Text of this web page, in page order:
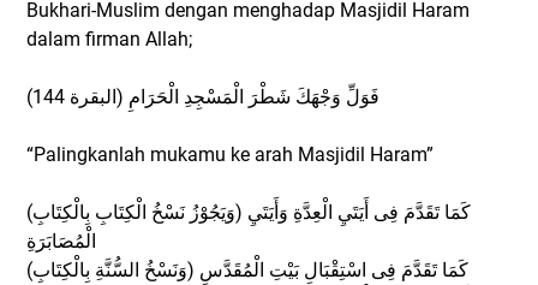
Bukhari-Muslim dengan menghadap Masjidil Haram
dalam firman Allah;
فَوَلِّ وَجْهَكَ شَطْرَ الْمَسْجِدِ الْحَرَامِ (البقرة 144)
“Palingkanlah mukamu ke arah Masjidil Haram”
(وَيَجُوْزُ نَسْخُ الْكِتَابِ بِالْكِتَابِ) كَمَا تَقَدَّمَ فِى أَيَتَيِ الْعِدَّةِ وَأَيَتَيِ
الْمُصَابَرَةِ
(وَنَسْخُ السُّنَّةِ بِالْكِتَابِ) كَمَا تَقَدَّمَ فِى اسْتِقْبَالِ بَيْتِ الْمُقَدَّسِ